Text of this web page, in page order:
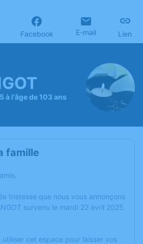
Facebook E-mail Lien
à l'âge de 103 ans
famille
tristesse que nous vous annonçons
survenu le mardi 22 avril 2025
cet espace pour laisser vos